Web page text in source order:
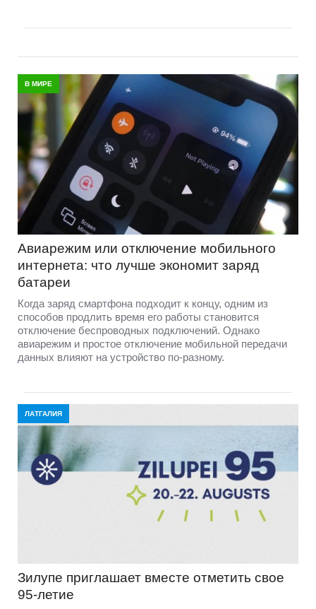
В МИРЕ
Авиарежим или отключение мобильного
интернета: что лучше экономит заряд
батареи
Когда заряд смартфона подходит к концу, одним из
способов продлить время его работы становится
отключение беспроводных подключений. Однако
авиарежим и простое отключение мобильной передачи
данных влияют на устройство по-разному.
ЛАТГАЛИЯ
Зилупе приглашает вместе отметить свое
95-летие